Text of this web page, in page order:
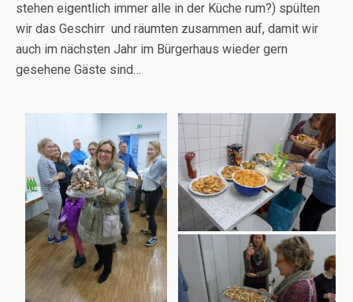
stehen eigentlich immer alle in der Küche rum?) spülten
wir das Geschirr und räumten zusammen auf, damit wir
auch im nächsten Jahr im Bürgerhaus wieder gern
gesehene Gäste sind…